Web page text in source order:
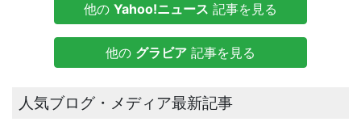
他の Yahoo!ニュース 記事を見る
他の グラビア 記事を見る
人気ブログ・メディア最新記事